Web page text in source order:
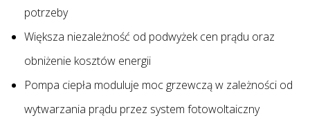
potrzeby
Większa niezależność od podwyżek cen prądu oraz
obniżenie kosztów energii
Pompa ciepła moduluje moc grzewczą w zależności od
wytwarzania prądu przez system fotowoltaiczny